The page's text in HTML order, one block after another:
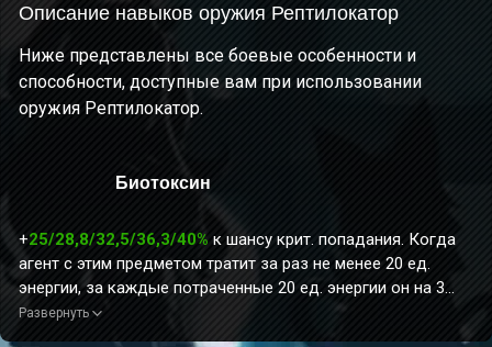
Описание навыков оружия Рептилокатор
Ниже представлены все боевые особенности и
способности, доступные вам при использовании
оружия Рептилокатор.
Биотоксин
+25/28,8/32,5/36,3/40% к шансу крит. попадания. Когда
агент с этим предметом тратит за раз не менее 20 ед.
энергии, за каждые потраченные 20 ед. энергии он на 3
сек. получает усиление: наносимый
электрический урон
28/31,5/35/38,5/42%
защиты цели. При
Развернуть